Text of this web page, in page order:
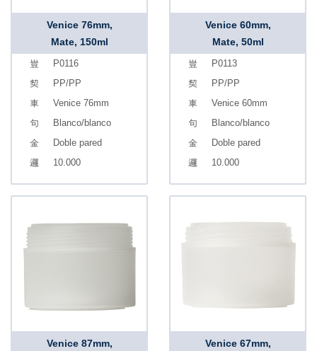
Venice 76mm,
Mate, 150ml
P0116
PP/PP
Venice 76mm
Blanco/blanco
Doble pared
10.000
Venice 60mm,
Mate, 50ml
P0113
PP/PP
Venice 60mm
Blanco/blanco
Doble pared
10.000
Venice 87mm,
Venice 67mm,